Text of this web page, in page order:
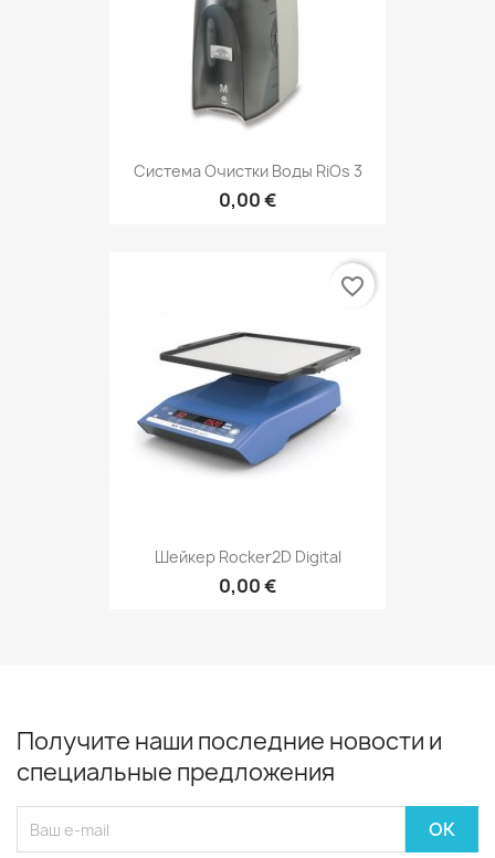
Система Очистки Воды RiOs 3
0,00 €
Шейкер Rocker2D Digital
0,00 €
favorite_border
Получите наши последние новости и
специальные предложения